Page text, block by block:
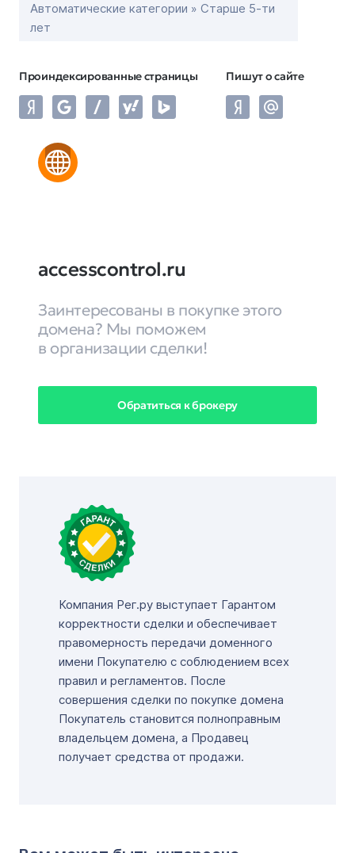
Автоматические категории » Старше 5-ти
лет
Проиндексированные страницы Пишут о сайте
accesscontrol.ru
Заинтересованы в покупке этого
домена? Мы поможем
в организации сделки!
Обратиться к брокеру
Компания Рег.ру выступает Гарантом
корректности сделки и обеспечивает
правомерность передачи доменного
имени Покупателю с соблюдением всех
правил и регламентов. После
совершения сделки по покупке домена
Покупатель становится полноправным
владельцем домена, а Продавец
получает средства от продажи.